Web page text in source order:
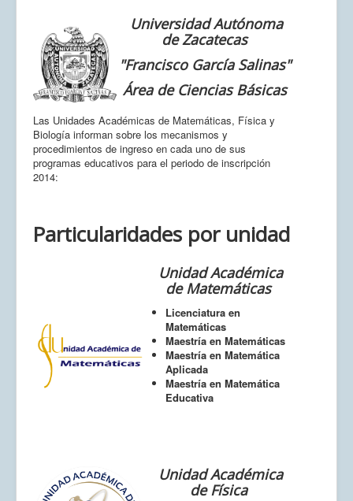
Universidad Autónoma
de Zacatecas
"Francisco García Salinas"
Área de Ciencias Básicas
Las Unidades Académicas de Matemáticas, Física y
Biología informan sobre los mecanismos y
procedimientos de ingreso en cada uno de sus
programas educativos para el periodo de inscripción
2014:
Particularidades por unidad
Unidad Académica
de Matemáticas
Licenciatura en
Matemáticas
Maestría en Matemáticas
Maestría en Matemática
Aplicada
Maestría en Matemática
Educativa
Unidad Académica
de Física